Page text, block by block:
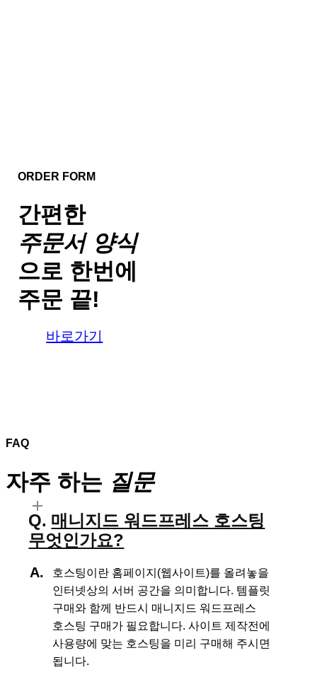
ORDER FORM
간편한
주문서 양식
으로 한번에
주문 끝!
바로가기
FAQ
자주 하는 질문
매니지드 워드프레스 호스팅
무엇인가요?
호스팅이란 홈페이지(웹사이트)를 올려놓을
인터넷상의 서버 공간을 의미합니다. 템플릿
구매와 함께 반드시 매니지드 워드프레스
호스팅 구매가 필요합니다. 사이트 제작전에
사용량에 맞는 호스팅을 미리 구매해 주시면
됩니다.